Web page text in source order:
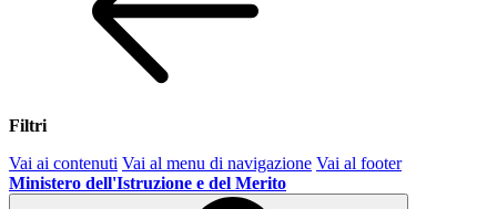
Filtri
Vai ai contenuti Vai al menu di navigazione Vai al footer
Ministero dell'Istruzione e del Merito